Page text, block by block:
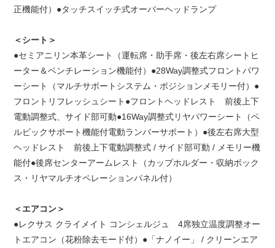
正機能付）●タッチスイッチ式オーバーヘッドランプ
＜シート＞
●セミアニリン本革シート（運転席・助手席・後左右席シートヒ
ーター＆ベンチレーション機能付）●28Way調整式フロントパワ
ーシート（マルチサポートシステム・ポジションメモリー付）●
フロントリフレッシュシート●フロントヘッドレスト 前後上下
電動調整式、サイド部可動●16Way調整式リヤパワーシート（ペ
ルビックサポート機能付電動ランバーサポート）●後左右席大型
ヘッドレスト 前後上下電動調整式 / サイド部可動 / メモリー機
能付●後席センターアームレスト（カップホルダー・収納ボック
ス・リヤマルチオペレーションパネル付）
＜エアコン＞
●レクサス クライメイト コンシェルジュ 4席独立温度調整オー
トエアコン（花粉除去モード付）●「ナノイー」 / クリーンエア